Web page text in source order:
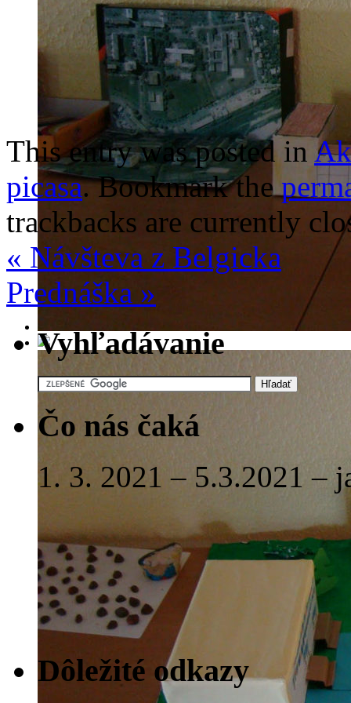
This entry was posted in
picasa. Bookmark the
trackbacks are currently
« Návšteva z Belgicka
Prednáška »
Vyhľadávanie
Čo nás čaká
1. 3. 2021 – 5.3.2021 –
Dôležité odkazy